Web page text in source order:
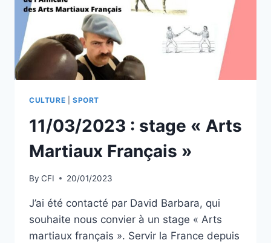
CULTURE SPORT
11/03/2023 : stage « Arts
Martiaux Français »
By CFI 20/01/2023
J’ai été contacté par David Barbara, qui
souhaite nous convier à un stage « Arts
martiaux français ». Servir la France depuis